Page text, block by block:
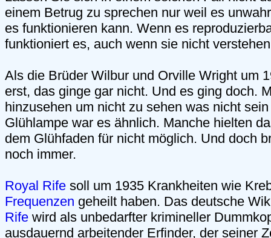
einem Betrug zu sprechen nur weil es
es funktionieren kann. Wenn es
funktioniert es, auch wenn sie nicht
Als die Brüder Wilbur und Orville Wright um
erst, das ginge gar nicht. Und es ging doch.
hinzusehen um nicht zu sehen was nicht
Glühlampe war es ähnlich. Manche hielten
dem Glühfaden für nicht möglich. Und doch
noch immer.
Royal Rife soll um 1935 Krankheiten wie
Frequenzen geheilt haben. Das deutsche
Rife wird als unbedarfter krimineller
ausdauernd arbeitender Erfinder, der seiner